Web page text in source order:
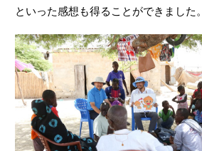
といった感想も得ることができました。